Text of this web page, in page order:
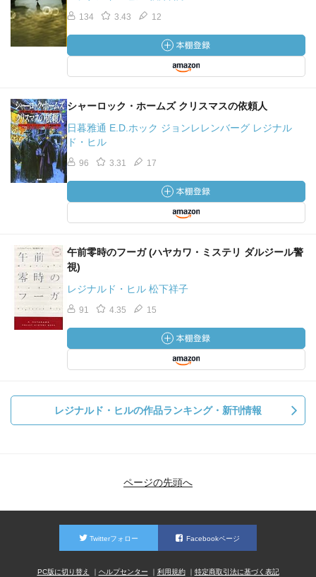
134 3.43 12
シャーロック・ホームズ クリスマスの依頼人
日暮雅通 E.D.ホック ジョンレレンバーグ レジナル
ド・ヒル
96 3.31 17
午前零時のフーガ (ハヤカワ・ミステリ ダルジール警
視)
レジナルド・ヒル 松下祥子
91 4.35 15
レジナルド・ヒルの作品ランキング・新刊情報
ページの先頭へ
Twitterフォロー Facebookページ
PC版に切り替え ヘルプセンター 利用規約 特定商取引法に基づく表記